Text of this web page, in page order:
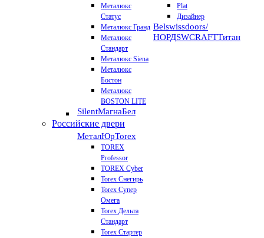
Металюкс
Статус
Металюкс Гранд
Металюкс
Стандарт
Металюкс Siena
Металюкс
Бостон
Металюкс
BOSTON LITE
SilentМагнаБел
Plat
Дизайнер
Belswissdoors/
НОРДSWCRAFTТитан
Российские двери
МеталЮрTorex
TOREX
Professor
TOREX Cyber
Torex Снегирь
Torex Супер
Омега
Torex Дельта
Стандарт
Torex Стартер